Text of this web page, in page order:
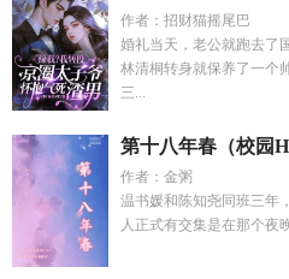
作者：招财猫摇尾巴
婚礼当天，老公就跑去了
林清桐转身就保养了一个
三...
第十八年春（校园H
作者：金粥
温书媛和陈知尧同班三年
人正式有交集是在那个夜